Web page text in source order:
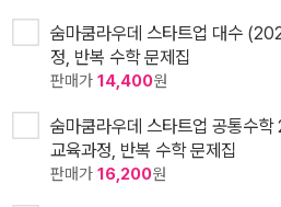
숨마쿰라우데 스타트업 대수
정, 반복 수학 문제집
판매가 14,400원
숨마쿰라우데 스타트업 공통수
교육과정, 반복 수학 문제집
판매가 16,200원